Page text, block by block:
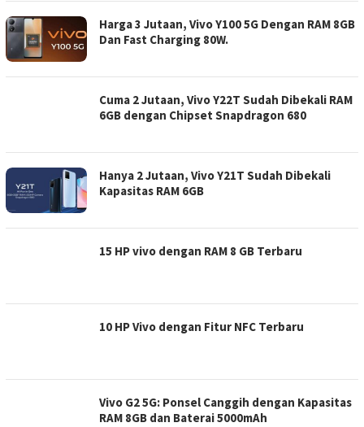
Harga 3 Jutaan, Vivo Y100 5G Dengan RAM 8GB
Dan Fast Charging 80W.
Cuma 2 Jutaan, Vivo Y22T Sudah Dibekali RAM
6GB dengan Chipset Snapdragon 680
Hanya 2 Jutaan, Vivo Y21T Sudah Dibekali
Kapasitas RAM 6GB
15 HP vivo dengan RAM 8 GB Terbaru
10 HP Vivo dengan Fitur NFC Terbaru
Vivo G2 5G: Ponsel Canggih dengan Kapasitas
RAM 8GB dan Baterai 5000mAh